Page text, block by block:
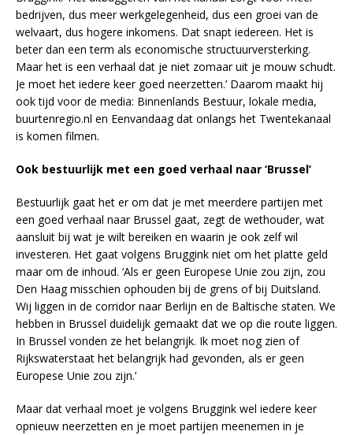
bedrijven, dus meer werkgelegenheid, dus een groei van de
welvaart, dus hogere inkomens. Dat snapt iedereen. Het is
beter dan een term als economische structuurversterking.
Maar het is een verhaal dat je niet zomaar uit je mouw schudt.
Je moet het iedere keer goed neerzetten.’ Daarom maakt hij
ook tijd voor de media: Binnenlands Bestuur, lokale media,
buurtenregio.nl en Eenvandaag dat onlangs het Twentekanaal
is komen filmen.
Ook bestuurlijk met een goed verhaal naar ‘Brussel’
Bestuurlijk gaat het er om dat je met meerdere partijen met
een goed verhaal naar Brussel gaat, zegt de wethouder, wat
aansluit bij wat je wilt bereiken en waarin je ook zelf wil
investeren. Het gaat volgens Bruggink niet om het platte geld
maar om de inhoud. ‘Als er geen Europese Unie zou zijn, zou
Den Haag misschien ophouden bij de grens of bij Duitsland.
Wij liggen in de corridor naar Berlijn en de Baltische staten. We
hebben in Brussel duidelijk gemaakt dat we op die route liggen.
In Brussel vonden ze het belangrijk. Ik moet nog zien of
Rijkswaterstaat het belangrijk had gevonden, als er geen
Europese Unie zou zijn.’
Maar dat verhaal moet je volgens Bruggink wel iedere keer
opnieuw neerzetten en je moet partijen meenemen in je